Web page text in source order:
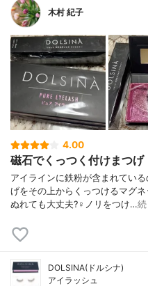
木村 紀子
4.00
磁石でくっつく付けまつげ
アイラインに鉄粉が含まれてい
げをその上からくっつけるマグ
ぬれても大丈夫?‍♀️ノリをつけ…
DOLSINA(ドルシナ)
アイラッシュ